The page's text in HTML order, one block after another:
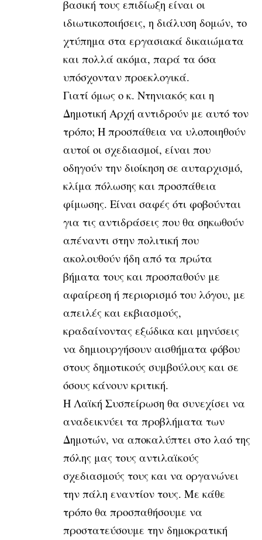
βασική τους επιδίωξη είναι οι
ιδιωτικοποιήσεις, η διάλυση δομών, το
χτύπημα στα εργασιακά δικαιώματα
και πολλά ακόμα, παρά τα όσα
υπόσχονταν προεκλογικά.
Γιατί όμως ο κ. Ντηνιακός και η
Δημοτική Αρχή αντιδρούν με αυτό τον
τρόπο; Η προσπάθεια να υλοποιηθούν
αυτοί οι σχεδιασμοί, είναι που
οδηγούν την διοίκηση σε αυταρχισμό,
κλίμα πόλωσης και προσπάθεια
φίμωσης. Είναι σαφές ότι φοβούνται
για τις αντιδράσεις που θα σηκωθούν
απέναντι στην πολιτική που
ακολουθούν ήδη από τα πρώτα
βήματα τους και προσπαθούν με
αφαίρεση ή περιορισμό του λόγου, με
απειλές και εκβιασμούς,
κραδαίνοντας εξώδικα και μηνύσεις
να δημιουργήσουν αισθήματα φόβου
στους δημοτικούς συμβούλους και σε
όσους κάνουν κριτική.
Η Λαϊκή Συσπείρωση θα συνεχίσει να
αναδεικνύει τα προβλήματα των
Δημοτών, να αποκαλύπτει στο λαό της
πόλης μας τους αντιλαϊκούς
σχεδιασμούς τους και να οργανώνει
την πάλη εναντίον τους. Με κάθε
τρόπο θα προσπαθήσουμε να
προστατεύσουμε την δημοκρατική